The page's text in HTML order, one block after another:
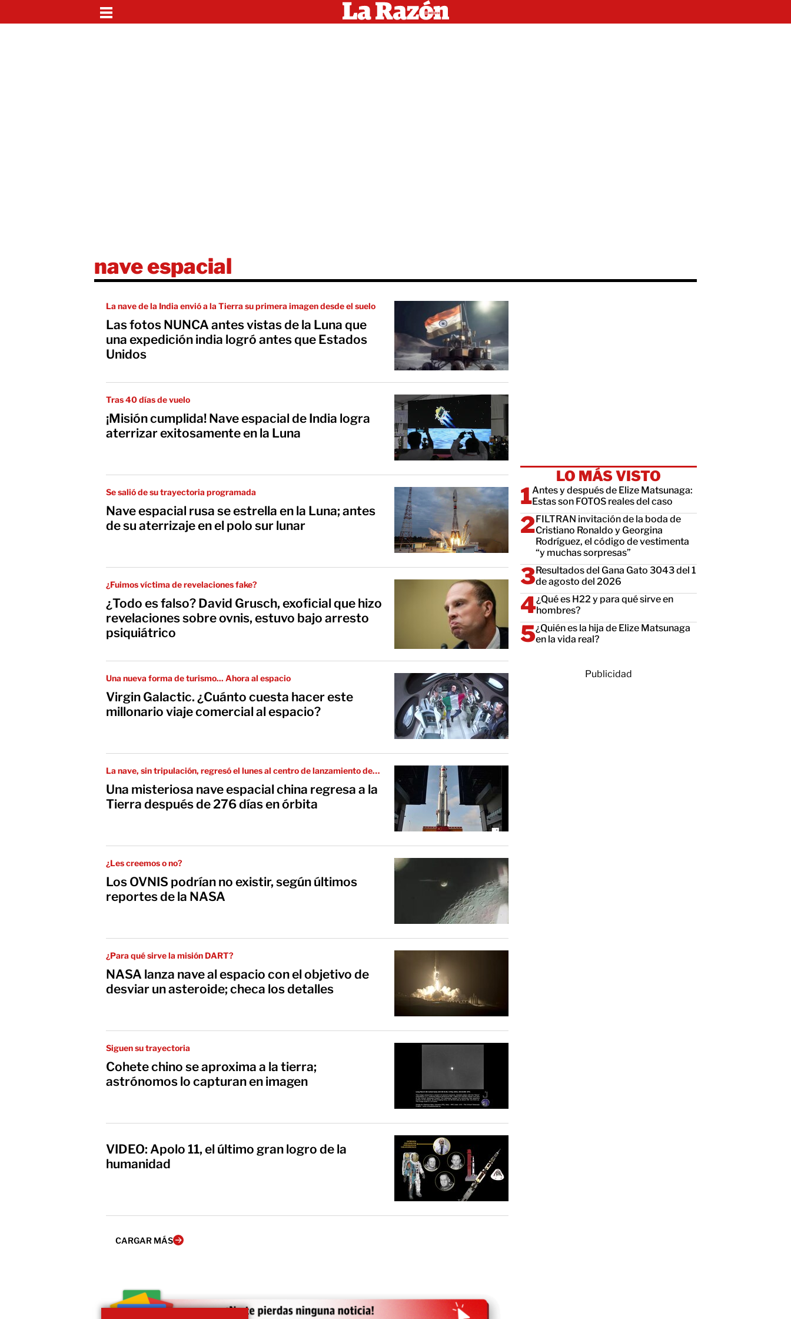
nave espacial
La nave de la India envió a la Tierra su primera imagen desde el suelo
Las fotos NUNCA antes vistas de la Luna que
una expedición india logró antes que Estados
Unidos
Tras 40 días de vuelo
¡Misión cumplida! Nave espacial de India logra
aterrizar exitosamente en la Luna
Se salió de su trayectoria programada
Nave espacial rusa se estrella en la Luna; antes
de su aterrizaje en el polo sur lunar
¿Fuimos víctima de revelaciones fake?
¿Todo es falso? David Grusch, exoficial que hizo
revelaciones sobre ovnis, estuvo bajo arresto
psiquiátrico
Una nueva forma de turismo... Ahora al espacio
Virgin Galactic. ¿Cuánto cuesta hacer este
millonario viaje comercial al espacio?
La nave, sin tripulación, regresó el lunes al centro de lanzamiento de
aspecto del artefacto
Una misteriosa nave espacial china regresa a la
Tierra después de 276 días en órbita
¿Les creemos o no?
Los OVNIS podrían no existir, según últimos
reportes de la NASA
¿Para qué sirve la misión DART?
NASA lanza nave al espacio con el objetivo de
desviar un asteroide; checa los detalles
Siguen su trayectoria
Cohete chino se aproxima a la tierra;
astrónomos lo capturan en imagen
VIDEO: Apolo 11, el último gran logro de la
humanidad
CARGAR MÁS
LO MÁS VISTO
Antes y después de Elize Matsunaga:
Estas son FOTOS reales del caso
FILTRAN invitación de la boda de
Cristiano Ronaldo y Georgina
Rodríguez, el código de vestimenta
“y muchas sorpresas”
Resultados del Gana Gato 3043 del 1
de agosto del 2026
¿Qué es H22 y para qué sirve en
hombres?
¿Quién es la hija de Elize Matsunaga
en la vida real?
Publicidad